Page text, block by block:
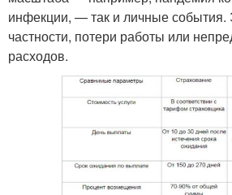
инфекции, — так и личные события.
частности, потери работы или
расходов.